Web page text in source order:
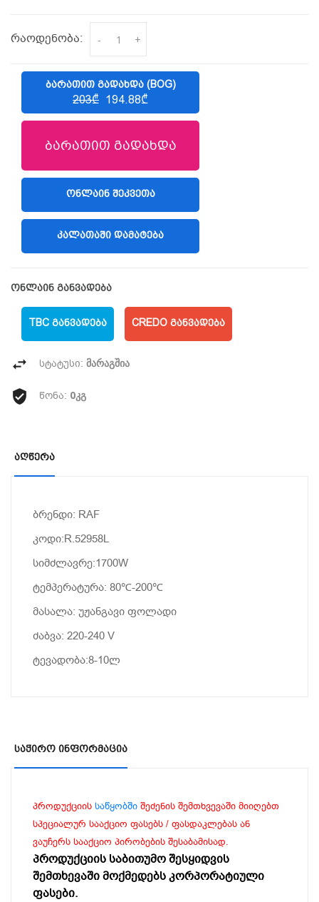
რაოდენობა: - +
ᲑᲐᲠᲐᲗᲘᲗ ᲒᲐᲓᲐᲮᲓᲐ (BOG)
203₾ 194.88₾
ბარათით გადახდა
(LIBERTY)
ᲝᲜᲚᲐᲘᲜ ᲨᲔᲙᲕᲔᲗᲐ
ᲙᲐᲚᲐᲗᲐᲨᲘ ᲓᲐᲛᲐᲢᲔᲑᲐ
ონლაინ განვადება
TBC ᲒᲐᲜᲕᲐᲓᲔᲑᲐ CREDO ᲒᲐᲜᲕᲐᲓᲔᲑᲐ
სტატუსი: მარაგშია
წონა: 0კგ
Აღწერა
ბრენდი: RAF
კოდი:R.52958L
სიმძლავრე:1700W
ტემპერატურა: 80℃-200℃
მასალა: უჟანგავი ფოლადი
ძაბვა: 220-240 V
ტევადობა:8-10ლ
Საჭირო Ინფორმაცია
პროდუქციის საწყობში შეძენის შემთხვევაში მიიღებთ
სპეციალურ სააქციო ფასებს / ფასდაკლებას ან
ვაუჩერს სააქციო პირობების შესაბამისად.
პროდუქციის საბითუმო შესყიდვის
შემთხევაში მოქმედებს კორპორატიული
ფასები.